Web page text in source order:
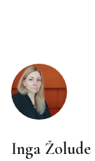
Inga Žolude